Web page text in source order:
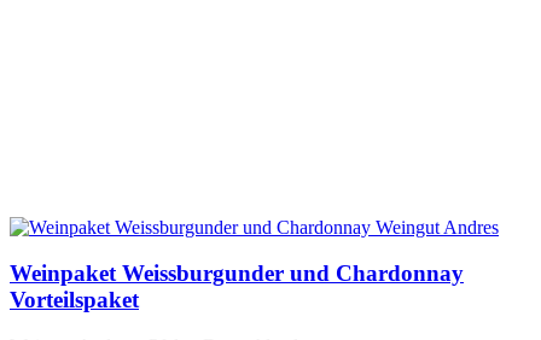
Weinpaket Weissburgunder und Chardonnay
Vorteilspaket